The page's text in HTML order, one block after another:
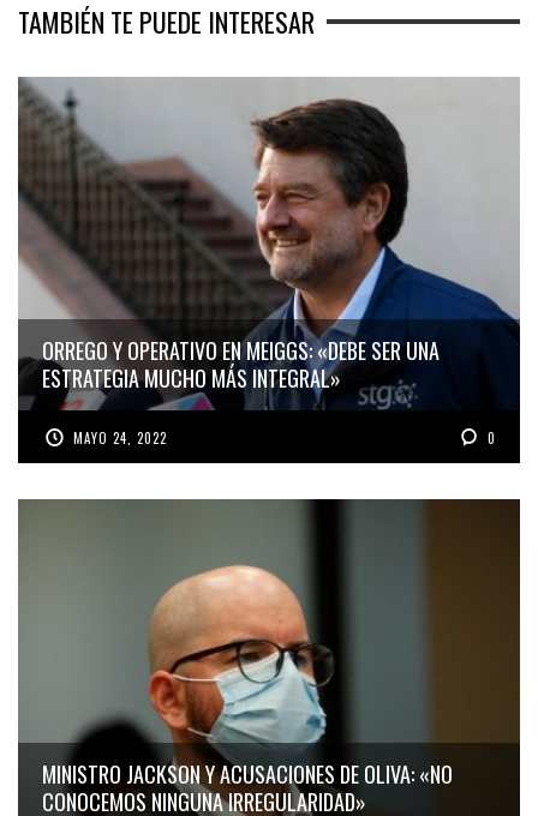
TAMBIÉN TE PUEDE INTERESAR
ORREGO Y OPERATIVO EN MEIGGS: «DEBE SER UNA
ESTRATEGIA MUCHO MÁS INTEGRAL»
MAYO 24, 2022 0
MINISTRO JACKSON Y ACUSACIONES DE OLIVA: «NO
CONOCEMOS NINGUNA IRREGULARIDAD»